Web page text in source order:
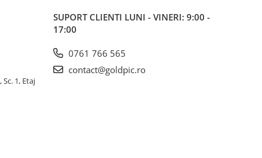
1, Etaj
SUPORT CLIENTI LUNI - VINERI: 9:00 -
17:00
0761 766 565
contact@goldpic.ro